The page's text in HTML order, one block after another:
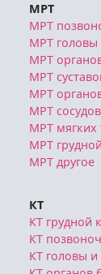
МРТ
МРТ
МРТ головы
МРТ
МРТ
МРТ
МРТ сосудов
МРТ мягких
МРТ
МРТ другое
КТ
КТ грудной
КТ
КТ головы